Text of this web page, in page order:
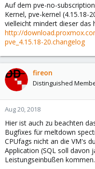
Auf dem pve-no-
Kernel, pve-kernel (4.15.18-
vielleicht mindert dieser das
http://
pve_4.15.18-20.changelog
fireon
Distinguished
Aug 20, 2018
Hier ist auch zu beachten
Bugfixes für meltdown
CPUfags nicht an die VM's
Application (SQL soll davon
Leistungseinbußen kommen.